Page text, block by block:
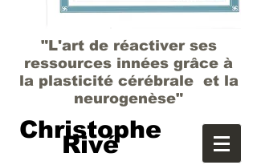
"L'art de réactiver ses
ressources innées grâce à
la plasticité cérébrale et la
neurogenèse"
Christophe
Rivé